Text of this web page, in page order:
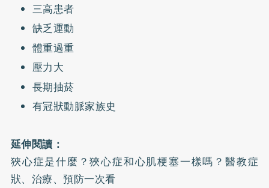
三高患者
缺乏運動
體重過重
壓力大
長期抽菸
有冠狀動脈家族史
延伸閱讀：
狹心症是什麼？狹心症和心肌梗塞一樣嗎？醫教症
狀、治療、預防一次看